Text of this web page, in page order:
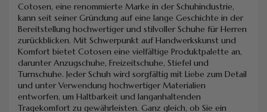
Cotosen, eine renommierte Marke in der Schuhindustrie,
kann seit seiner Gründung auf eine lange Geschichte in der
Bereitstellung hochwertiger und stilvoller Schuhe für Herren
zurückblicken. Mit Schwerpunkt auf Handwerkskunst und
Komfort bietet Cotosen eine vielfältige Produktpalette an,
darunter Anzugschuhe, Freizeitschuhe, Stiefel und
Turnschuhe. Jeder Schuh wird sorgfältig mit Liebe zum Detail
und unter Verwendung hochwertiger Materialien
entworfen, um Haltbarkeit und langanhaltenden
Tragekomfort zu gewährleisten. Ganz gleich, ob Sie ein